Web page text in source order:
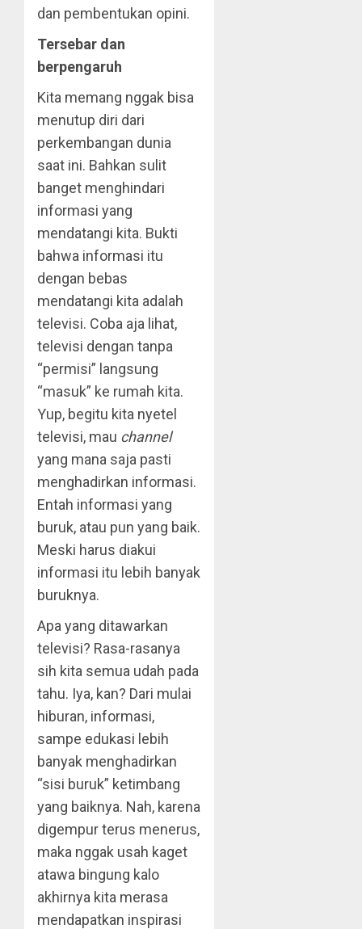
dan pembentukan opini.
Tersebar dan
berpengaruh
Kita memang nggak bisa
menutup diri dari
perkembangan dunia
saat ini. Bahkan sulit
banget menghindari
informasi yang
mendatangi kita. Bukti
bahwa informasi itu
dengan bebas
mendatangi kita adalah
televisi. Coba aja lihat,
televisi dengan tanpa
“permisi” langsung
“masuk” ke rumah kita.
Yup, begitu kita nyetel
televisi, mau channel
yang mana saja pasti
menghadirkan informasi.
Entah informasi yang
buruk, atau pun yang baik.
Meski harus diakui
informasi itu lebih banyak
buruknya.
Apa yang ditawarkan
televisi? Rasa-rasanya
sih kita semua udah pada
tahu. Iya, kan? Dari mulai
hiburan, informasi,
sampe edukasi lebih
banyak menghadirkan
“sisi buruk” ketimbang
yang baiknya. Nah, karena
digempur terus menerus,
maka nggak usah kaget
atawa bingung kalo
akhirnya kita merasa
mendapatkan inspirasi